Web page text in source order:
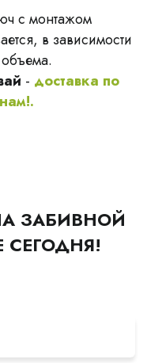
с монтажом
в зависимости
- доставка по
ЗАБИВНОЙ